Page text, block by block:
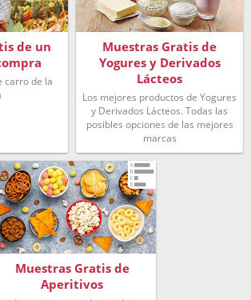
de un
carro de la
Muestras Gratis de
Yogures y Derivados
Lácteos
Los mejores productos de Yogures
y Derivados Lácteos. Todas las
posibles opciones de las mejores
marcas
Muestras Gratis de
Aperitivos